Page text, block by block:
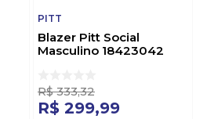
PITT
Blazer Pitt Social
Masculino 18423042
R$ 333,32
R$ 299,99